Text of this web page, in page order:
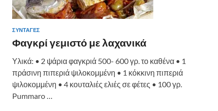
ΣΥΝΤΑΓΕΣ
Φαγκρί γεμιστό με λαχανικά
Υλικά: • 2 ψάρια φαγκριά 500- 600 γρ. το καθένα • 1
πράσινη πιπεριά ψιλοκομμένη • 1 κόκκινη πιπεριά
ψιλοκομμένη • 4 κουταλιές ελιές σε φέτες • 100 γρ.
Pummaro …